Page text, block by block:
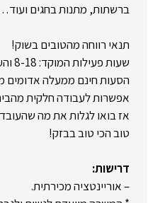
ברשתות, מתנות בחגים
תנאי רווחה מהטובים בשוק!
שעות פעילות המוקד: 8-18 והעבודה היא במשמרות
הסעות חינם ממעלה אדומים
אפשרות לעבודה חלקית
אז בואו לגלות את מה
טוב הכי טוב בבזק!
דרישות:
– אוריינטציה מכירתית.